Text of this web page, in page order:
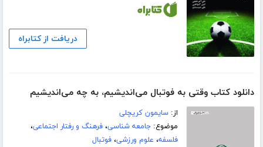
دریافت از کتابراه
دانلود کتاب وقتی به فوتبال می‌اندیشیم، به چه می‌اندیشیم
از:سایمون کریچلی
موضوع:جامعه شناسی،فرهنگ و رفتار اجتماعی،
فلسفه، علوم ورزشی،فوتبال